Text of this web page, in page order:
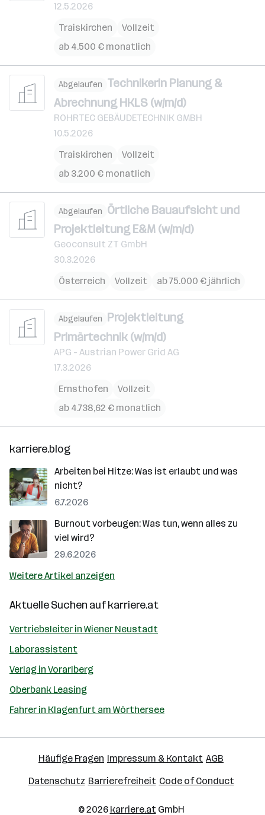
12.5.2026
Traiskirchen
Vollzeit
ab 4.500 € monatlich
Abgelaufen Technikerin Planung &
Abrechnung HKLS (w/m/d)
ROHRTEC GEBÄUDETECHNIK GMBH
10.5.2026
Traiskirchen
Vollzeit
ab 3.200 € monatlich
Abgelaufen Örtliche Bauaufsicht und
Projektleitung E&M (w/m/d)
Geoconsult ZT GmbH
30.3.2026
Österreich
Vollzeit ab 75.000 € jährlich
Abgelaufen Projektleitung
Primärtechnik (w/m/d)
APG - Austrian Power Grid AG
17.3.2026
Ernsthofen
Vollzeit
ab 4.738,62 € monatlich
karriere.blog
Arbeiten bei Hitze: Was ist erlaubt und was
nicht?
6.7.2026
Burnout vorbeugen: Was tun, wenn alles zu
viel wird?
29.6.2026
Weitere Artikel anzeigen
Aktuelle Suchen aufkarriere.at
Vertriebsleiter in Wiener Neustadt
Laborassistent
Verlag in Vorarlberg
Oberbank Leasing
Fahrer in Klagenfurt am Wörthersee
Häufige Fragen Impressum & Kontakt AGB
Datenschutz Barrierefreiheit Code of Conduct
© 2026 karriere.at GmbH